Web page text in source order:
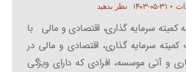
۱۴۰۳-۰۵-۳۱ نظر بدهید
کمیته سرمایه گذاری، اقتصادی و مالی با
سرمایه گذاری، اقتصادی و مالی در
و آتی موسسه، افرادی که دارای ویژگی